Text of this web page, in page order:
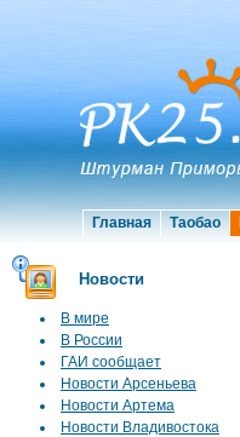
Главная Таобао
Новости
В мире
В России
ГАИ сообщает
Новости Арсеньева
Новости Артема
Новости Владивостока